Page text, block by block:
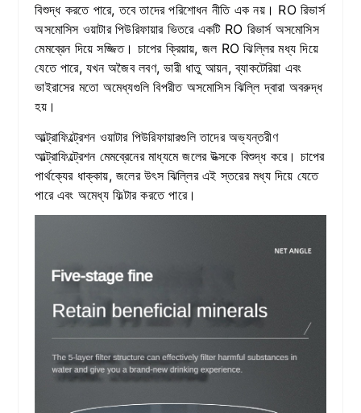
বিশুদ্ধ করতে পারে, তবে তাদের পরিশোধন নীতি এক নয়। RO রিভার্স
অসমোসিস ওয়াটার পিউরিফায়ার ভিতরে একটি RO রিভার্স অসমোসিস
মেমব্রেন দিয়ে সজ্জিত। চাপের ক্রিয়ায়, জল RO ঝিল্লির মধ্য দিয়ে
যেতে পারে, যখন অজৈব লবণ, ভারী ধাতু আয়ন, ব্যাকটেরিয়া এবং
ভাইরাসের মতো অমেধ্যগুলি বিপরীত অসমোসিস ঝিল্লি দ্বারা অবরুদ্ধ
হয়।
আল্ট্রাফিল্ট্রেশন ওয়াটার পিউরিফায়ারগুলি তাদের অভ্যন্তরীণ
আল্ট্রাফিল্ট্রেশন মেমব্রেনের মাধ্যমে জলের উত্সকে বিশুদ্ধ করে। চাপের
পার্থক্যের ধাক্কায়, জলের উৎস ঝিল্লির এই স্তরের মধ্য দিয়ে যেতে
পারে এবং অমেধ্য ফিল্টার করতে পারে।